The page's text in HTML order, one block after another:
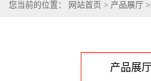
您当前的位置： 网站首页 > 产品展厅 >
产品展厅